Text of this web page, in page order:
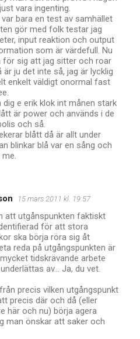
vara ingenting.
bara en test av samhället
gör med folk testar jag
input reaktion och output
som är värdefull. Nu
för sig att jag sitter och roar
ju det inte så, jag är lycklig
enkelt väldigt onormal fast
dig e erik klok int månen stark
är power och används i de
och så.
blått då är allt under
blinkar blå var en sång och
15 mars 2011 kl. 19:57
att utgånspunkten faktiskt
för att stora
ska börja röra sig åt
reda på utgångspunkten är
tidskrävande arbete
av... Ja, du vet.
precis vilken utgångspunkt
precis där och då (eller
här och nu) börja agera
man önskar att saker och